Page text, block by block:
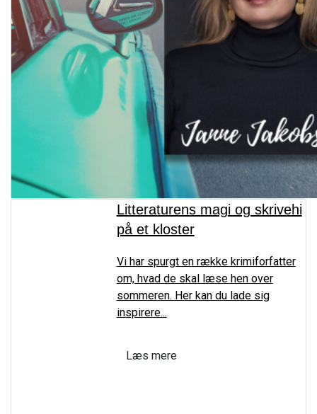
Litteraturens magi og skrivehi
på et kloster
Vi har spurgt en række krimiforfatter
om, hvad de skal læse hen over
sommeren. Her kan du lade sig
inspirere...
Læs mere